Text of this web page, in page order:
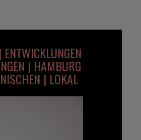
| HAMBURG
| LOKAL